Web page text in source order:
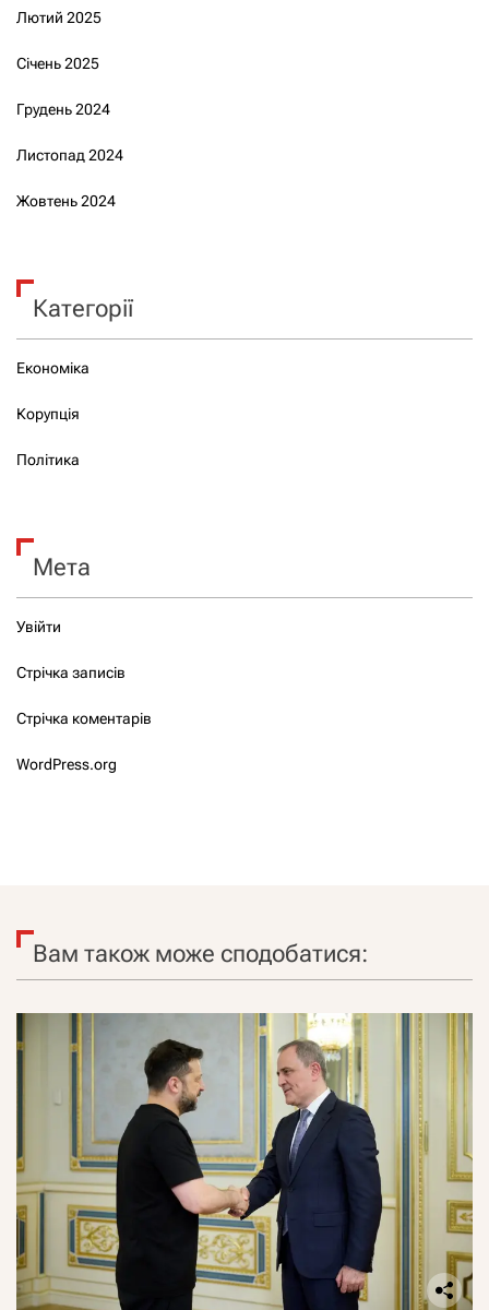
Лютий 2025
Січень 2025
Грудень 2024
Листопад 2024
Жовтень 2024
Категорії
Економіка
Корупція
Політика
Мета
Увійти
Стрічка записів
Стрічка коментарів
WordPress.org
Вам також може сподобатися: